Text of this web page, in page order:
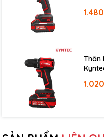
Thân